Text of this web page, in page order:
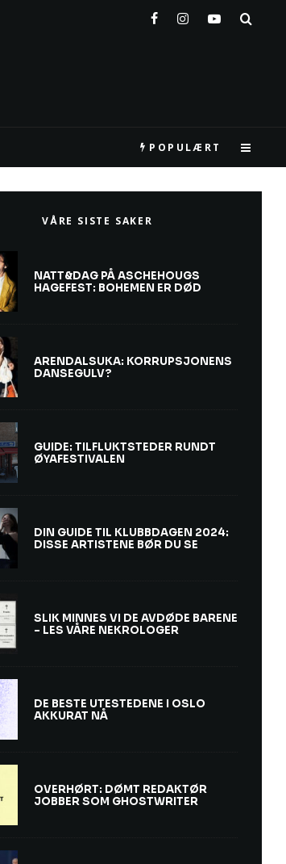
POPULÆRT
VÅRE SISTE SAKER
NATT&DAG PÅ ASCHEHOUGS
HAGEFEST: BOHEMEN ER DØD
ARENDALSUKA: KORRUPSJONENS
DANSEGULV?
GUIDE: TILFLUKTSTEDER RUNDT
ØYAFESTIVALEN
DIN GUIDE TIL KLUBBDAGEN 2024:
DISSE ARTISTENE BØR DU SE
SLIK MINNES VI DE AVDØDE BARENE
– LES VÅRE NEKROLOGER
DE BESTE UTESTEDENE I OSLO
AKKURAT NÅ
OVERHØRT: DØMT REDAKTØR
JOBBER SOM GHOSTWRITER